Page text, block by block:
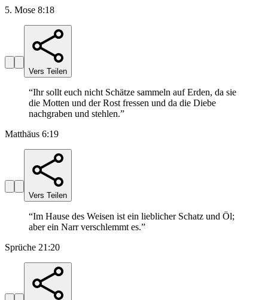
5. Mose 8:18
Vers Teilen
“Ihr sollt euch nicht Schätze sammeln auf Erden, da sie
die Motten und der Rost fressen und da die Diebe
nachgraben und stehlen.”
Matthäus 6:19
Vers Teilen
“Im Hause des Weisen ist ein lieblicher Schatz und Öl;
aber ein Narr verschlemmt es.”
Sprüche 21:20